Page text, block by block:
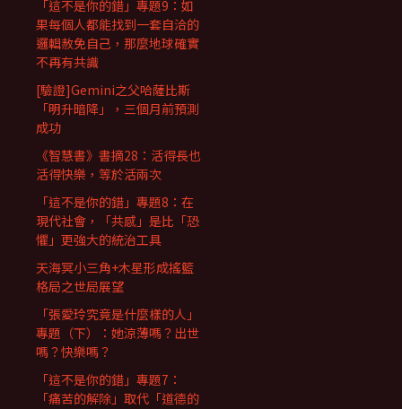
「這不是你的錯」專題9：如
果每個人都能找到一套自洽的
邏輯赦免自己，那麼地球確實
不再有共識
[驗證]Gemini之父哈薩比斯
「明升暗降」，三個月前預測
成功
《智慧書》書摘28：活得長也
活得快樂，等於活兩次
「這不是你的錯」專題8：在
現代社會，「共感」是比「恐
懼」更強大的統治工具
天海冥小三角+木星形成搖籃
格局之世局展望
「張愛玲究竟是什麼樣的人」
專題（下）：她涼薄嗎？出世
嗎？快樂嗎？
「這不是你的錯」專題7：
「痛苦的解除」取代「道德的